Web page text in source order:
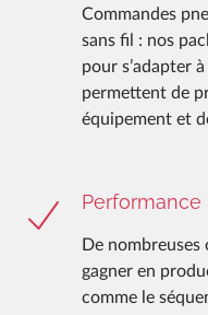
Commandes
sans fil : nos
pour s’adapter
permettent de
équipement et
Performance
De
gagner en
comme le